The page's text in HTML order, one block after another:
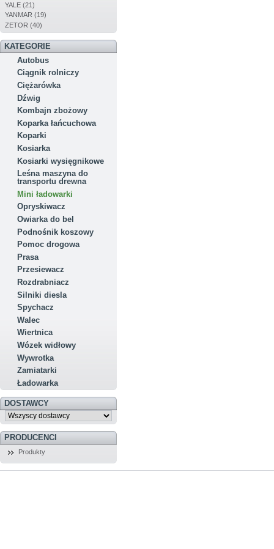
YALE (21)
YANMAR (19)
ZETOR (40)
KATEGORIE
Autobus
Ciągnik rolniczy
Ciężarówka
Dźwig
Kombajn zbożowy
Koparka łańcuchowa
Koparki
Kosiarka
Kosiarki wysięgnikowe
Leśna maszyna do
transportu drewna
Mini ładowarki
Opryskiwacz
Owiarka do bel
Podnośnik koszowy
Pomoc drogowa
Prasa
Przesiewacz
Rozdrabniacz
Silniki diesla
Spychacz
Walec
Wiertnica
Wózek widłowy
Wywrotka
Zamiatarki
Ładowarka
DOSTAWCY
PRODUCENCI
Produkty